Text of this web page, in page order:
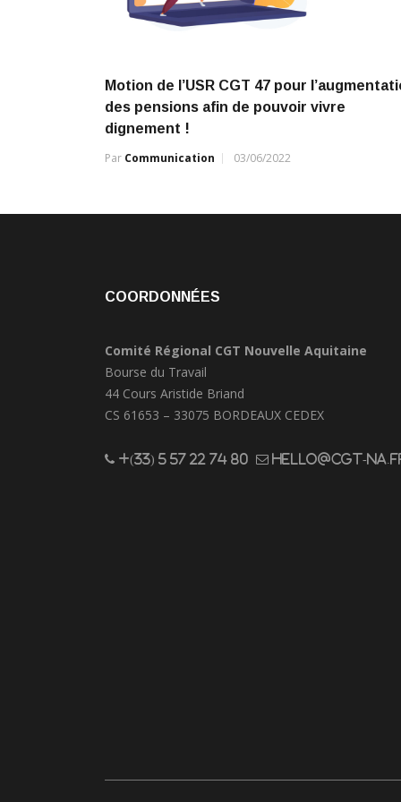
Motion de l’USR CGT 47 pour
des pensions afin de pouvoir vivre
dignement !
Par Communication 03/06/2022
COORDONNÉES
Comité Régional CGT Nouvelle Aquitaine
Bourse du Travail
44 Cours Aristide Briand
CS 61653 – 33075 BORDEAUX CEDEX
+(33) 5 57 22 74 80 hello@cgt-